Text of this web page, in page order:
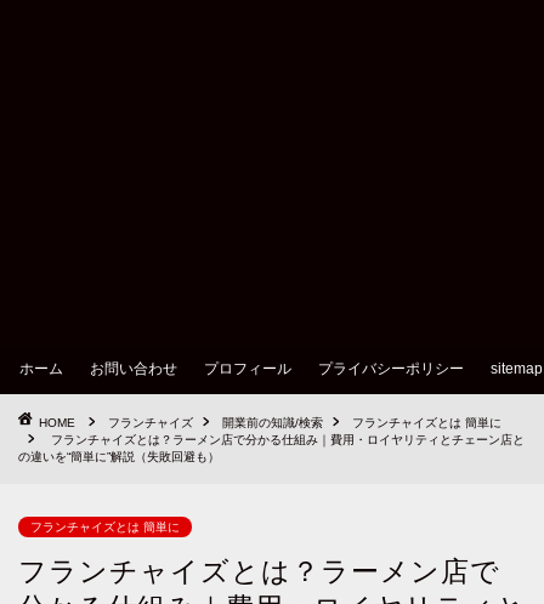
ホーム お問い合わせ プロフィール プライバシーポリシー sitemap
HOME フランチャイズ 開業前の知識/検索
フランチャイズとは 簡単に
フランチャイズとは？ラーメン店で分かる仕組み｜費用・ロイヤリティとチェーン店と
の違いを“簡単に”解説（失敗回避も）
フランチャイズとは 簡単に
フランチャイズとは？ラーメン店で